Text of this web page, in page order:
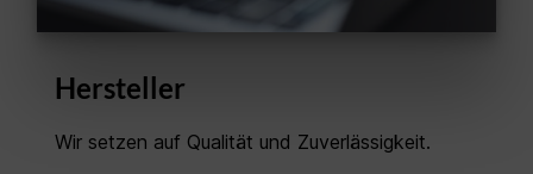
Hersteller
Wir setzen auf Qualität und Zuverlässigkeit.